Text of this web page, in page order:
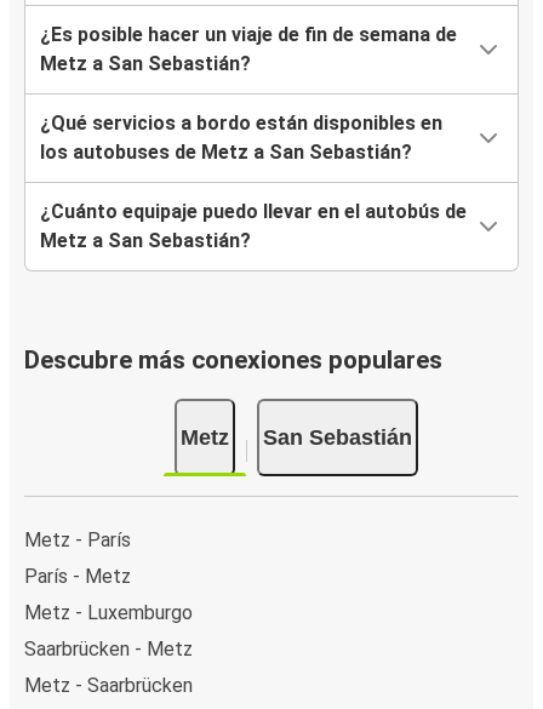
¿Es posible hacer un viaje de fin de semana de
Metz a San Sebastián?
¿Qué servicios a bordo están disponibles en
los autobuses de Metz a San Sebastián?
¿Cuánto equipaje puedo llevar en el autobús de
Metz a San Sebastián?
Descubre más conexiones populares
Metz San Sebastián
Metz - París
París - Metz
Metz - Luxemburgo
Saarbrücken - Metz
Metz - Saarbrücken